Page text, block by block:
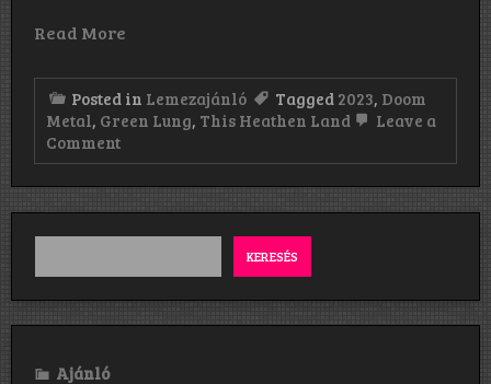
Read More
Posted in Lemezajánló Tagged 2023, Doom
Metal, Green Lung, This Heathen Land
Leave a
Commenton
Green
Heathen
Land
KERESÉS
Ajánló